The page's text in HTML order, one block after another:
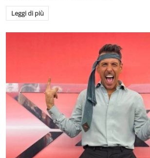
Leggi di più